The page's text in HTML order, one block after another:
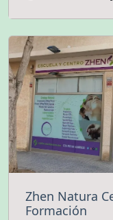
Zhen Natura
Formación